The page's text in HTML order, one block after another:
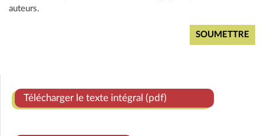
auteurs.
Télécharger le texte intégral (pdf)